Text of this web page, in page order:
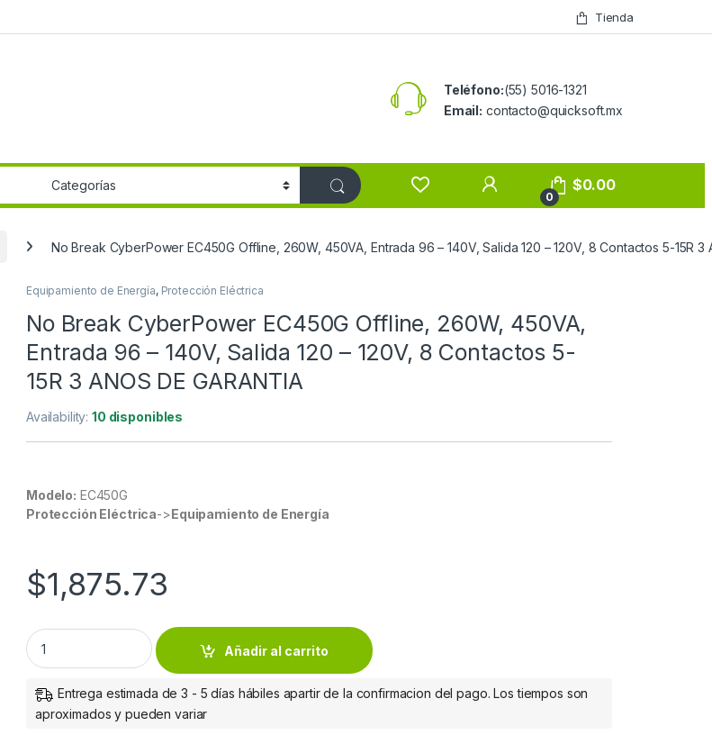
Tienda
Teléfono:(55) 5016-1321
Email: contacto@quicksoft.mx
0
$0.00
No Break CyberPower EC450G Offline, 260W, 450VA, Entrada 96 – 140V, Salida 120 – 120V, 8 Contactos 5-15R 3
Equipamiento de Energía, Protección Eléctrica
No Break CyberPower EC450G Offline, 260W, 450VA,
Entrada 96 – 140V, Salida 120 – 120V, 8 Contactos 5-
15R 3 ANOS DE GARANTIA
Availability:10 disponibles
Modelo: EC450G
Protección Eléctrica->Equipamiento de Energía
$1,875.73
No Break CyberPower EC450G Offline, 260W, 450VA, Entrada 96 - 140V, Salida 120 - 120V, 8 Contactos 5-
Añadir al carrito
Entrega estimada de 3 - 5 días hábiles apartir de la confirmacion del pago. Los tiempos son
aproximados y pueden variar